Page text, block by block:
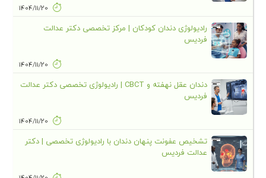
1404/11/20
رادیولوژی دندان کودکان | مرکز تخصصی دکتر عدالت
فردیس
1404/11/20
دندان عقل نهفته و CBCT | رادیولوژی تخصصی دکتر عدالت
فردیس
1404/11/20
تشخیص عفونت پنهان دندان با رادیولوژی تخصصی | دکتر
عدالت فردیس